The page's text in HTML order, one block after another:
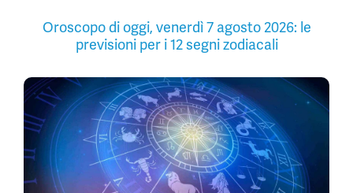
Oroscopo di oggi, venerdì 7 agosto 2026: le
previsioni per i 12 segni zodiacali